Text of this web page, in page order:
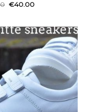
€40.00